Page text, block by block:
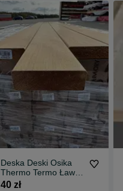
Deska Deski Osika
Thermo Termo Ławki
do saun sauny
40 zł